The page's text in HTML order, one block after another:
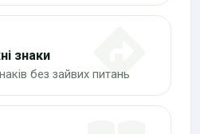
знаки
без зайвих питань